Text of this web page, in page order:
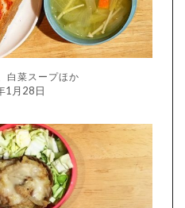
白菜スープほか
1月28日